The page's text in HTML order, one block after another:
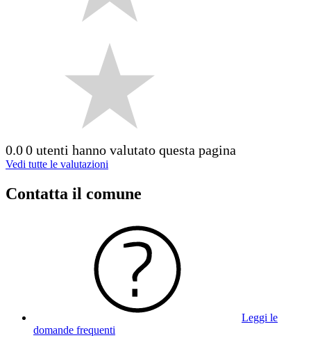
0.00 utenti hanno valutato questa pagina
Vedi tutte le valutazioni
Contatta il comune
Leggi le
domande frequenti